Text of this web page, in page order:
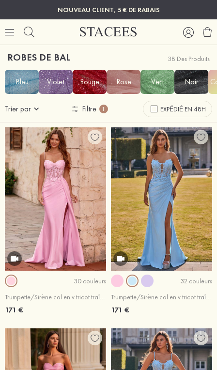
NOUVEAU CLIENT, 5 € DE RABAIS
ROBES DE BAL 38 Des Produits
Bleu Violet Rouge Rose Vert Noir
Trier par Filtre 1 EXPÉDIÉ EN 48H
30 couleurs
Trumpette/Sirène col en v tricot traîne balayage robe de bal avec paillettes drapé latéral
171 €
32 couleurs
Trumpette/Sirène col en v tricot traîne balayage robe de bal
171 €